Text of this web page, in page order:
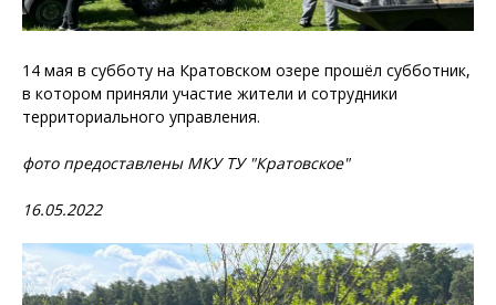
14 мая в субботу на Кратовском озере прошёл субботник,
в котором приняли участие жители и сотрудники
территориального управления.
фото предоставлены МКУ ТУ "Кратовское"
16.05.2022